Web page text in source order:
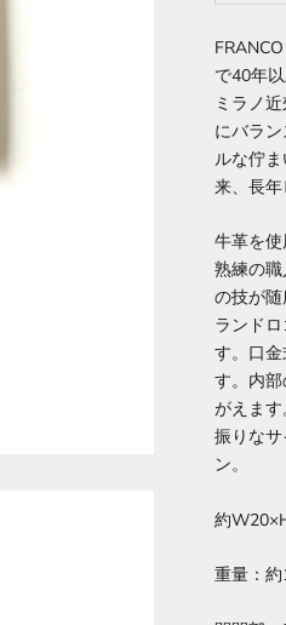
で40年
ミラノ
にバラ
ルな佇
来、長年
牛革を
熟練の
の技が
ランド
す。口
す。内
がえま
振りな
ン。
約
重量：